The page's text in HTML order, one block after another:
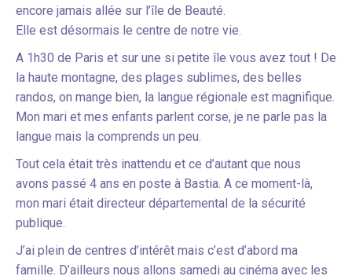
encore jamais allée sur l’île de Beauté.
Elle est désormais le centre de notre vie.
A 1h30 de Paris et sur une si petite île vous avez tout ! De
la haute montagne, des plages sublimes, des belles
randos, on mange bien, la langue régionale est magnifique.
Mon mari et mes enfants parlent corse, je ne parle pas la
langue mais la comprends un peu.
Tout cela était très inattendu et ce d’autant que nous
avons passé 4 ans en poste à Bastia. A ce moment-là,
mon mari était directeur départemental de la sécurité
publique.
J’ai plein de centres d’intérêt mais c’est d’abord ma
famille. D’ailleurs nous allons samedi au cinéma avec les